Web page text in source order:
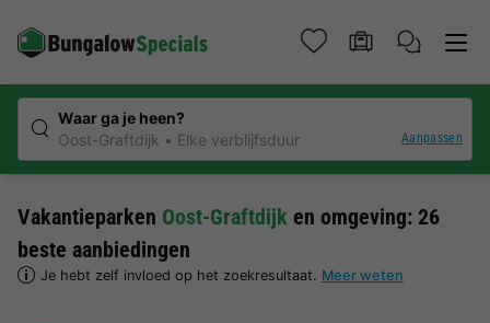
Waar ga je heen?
Oost-Graftdijk
Elke verblijfsduur Aanpassen
Vakantieparken Oost-Graftdijk en omgeving: 26
beste aanbiedingen
Je hebt zelf invloed op het zoekresultaat. Meer weten